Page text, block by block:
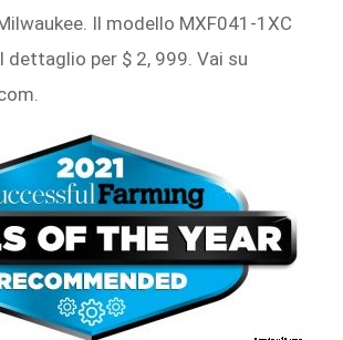
Il modello MXF041-1XC
dettaglio per $ 2, 999. Vai su